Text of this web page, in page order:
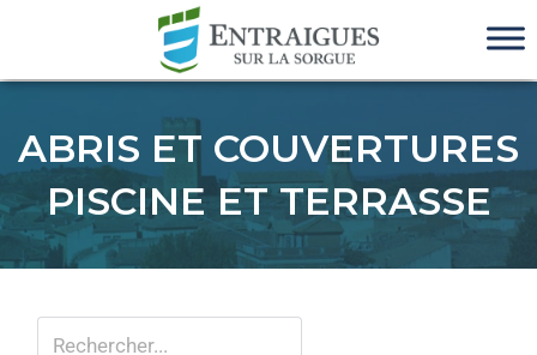
ABRIS ET COUVERTURES
PISCINE ET TERRASSE